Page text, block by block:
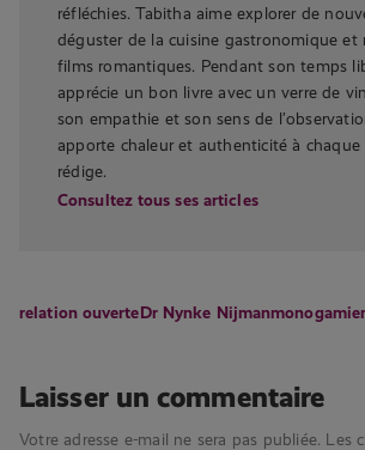
réfléchies. Tabitha aime explorer de
déguster de la cuisine gastronomique et
films romantiques. Pendant son temps
apprécie un bon livre avec un verre de
son empathie et son sens de
apporte chaleur et authenticité à chaque
rédige.
Consultez tous ses articles
relation ouverteDr Nynke Nijmanmonogamie
Laisser un commentaire
Votre adresse e-mail ne sera pas publiée. Les